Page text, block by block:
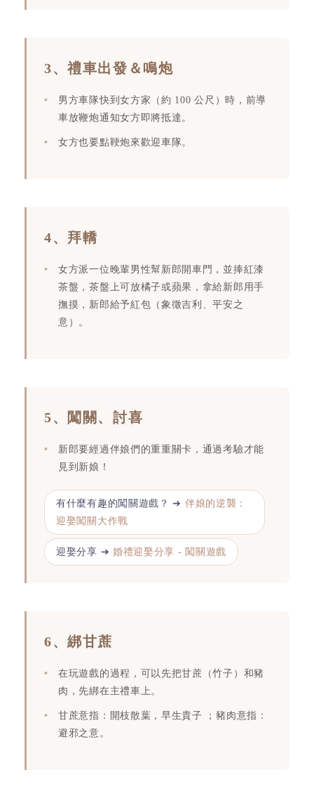
3、禮車出發＆鳴炮
男方車隊快到女方家（約 100 公尺）時，前導
車放鞭炮通知女方即將抵達。
女方也要點鞕炮來歡迎車隊。
4、拜轎
女方派一位晚輩男性幫新郎開車門，並捧紅漆
茶盤，茶盤上可放橘子或蘋果，拿給新郎用手
撫摸，新郎給予紅包（象徵吉利、平安之
意）。
5、闖關、討喜
新郎要經過伴娘們的重重關卡，通過考驗才能
見到新娘！
有什麼有趣的闖關遊戲？ ➔ 伴娘的逆襲：
迎娶闖關大作戰
迎娶分享 ➔ 婚禮迎娶分享 - 闖關遊戲
6、綁甘蔗
在玩遊戲的過程，可以先把甘蔗（竹子）和豬
肉，先綁在主禮車上。
甘蔗意指：開枝散葉，早生貴子 ；豬肉意指：
避邪之意。